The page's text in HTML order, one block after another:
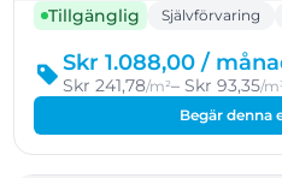
Tillgänglig
Självförvaring
Skr 1.088,00 /
Skr 241,78/m²– Skr 93,35/
Begär denna